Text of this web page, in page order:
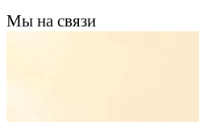
Мы на связи